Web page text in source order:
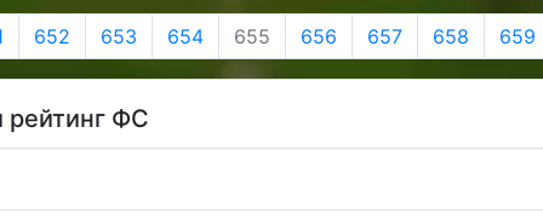
652 653 654 655 656 657 658 659
ФС